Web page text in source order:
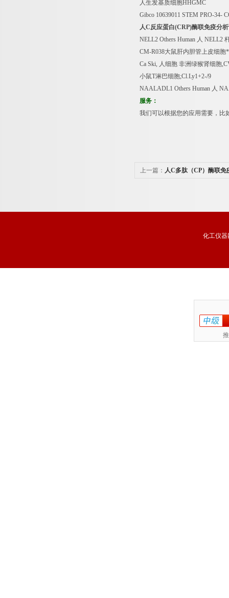
人生发基质细胞HHGMC
Gibco 10639011 STEM PRO-34-
人C反应蛋白(CRP)酶联免疫分
NELL2 Others Human 人 NELL2
CM-R038大鼠肝内胆管上皮细胞
Ca Ski, 人细胞 非洲绿猴肾细胞
小鼠T淋巴细胞;Cl.Ly1+2-/9
NAALADL1 Others Human 人
服务：
我们可以根据您的应用需要，比
上一篇： 人C多肽（CP）酶联免
化工仪器